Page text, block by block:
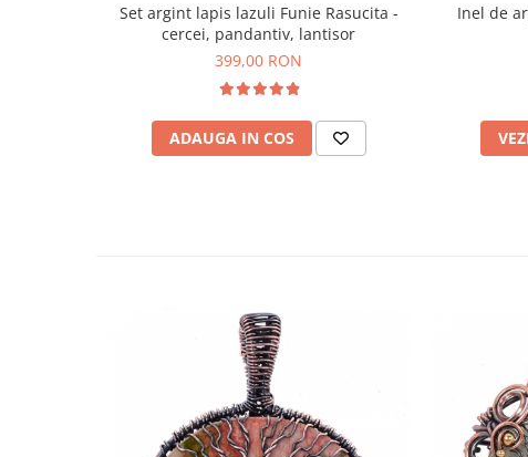
Set argint lapis lazuli Funie Rasucita -
cercei, pandantiv, lantisor
399,00 RON
ADAUGA IN COS
Inel de